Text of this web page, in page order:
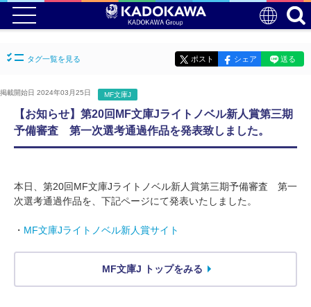
タグ一覧を見る ポスト シェア 送る
掲載開始日 2024年03月25日 MF文庫J
【お知らせ】第20回MF文庫Jライトノベル新人賞第三期
予備審査 第一次選考通過作品を発表致しました。
本日、第20回MF文庫Jライトノベル新人賞第三期予備審査 第一
次選考通過作品を、下記ページにて発表いたしました。
・ MF文庫Jライトノベル新人賞サイト
MF文庫J トップをみる